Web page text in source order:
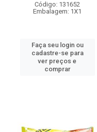
Código: 131652
Embalagem: 1X1
Faça seu login ou
cadastre-se para
ver preços e
comprar